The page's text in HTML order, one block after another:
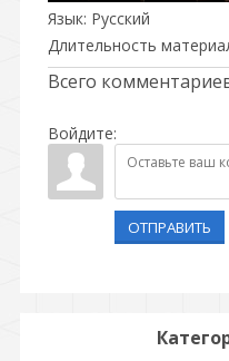
Язык: Русский
Длительность
Всего
Войдите:
ОТПРАВИТЬ